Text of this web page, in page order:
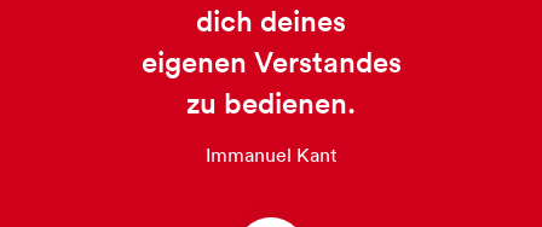
dich deines
eigenen Verstandes
zu bedienen.
Immanuel Kant